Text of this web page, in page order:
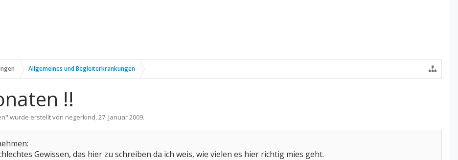
Allgemeines und Begleiterkrankungen
!!
" wurde erstellt von negerkind,27. Januar 2009.
Gewissen, das hier zu schreiben da ich weis, wie vielen es hier richtig mies geht.